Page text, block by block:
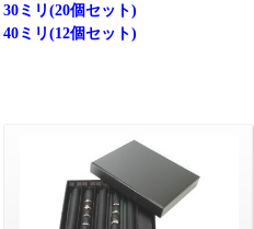
30ミリ(20個セット)
40ミリ(12個セット)